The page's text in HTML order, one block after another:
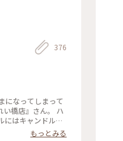
376
になってしまって
橋店』さん。 ハ
にはキャンドルが
ぷらもサクッとし
もっとみる